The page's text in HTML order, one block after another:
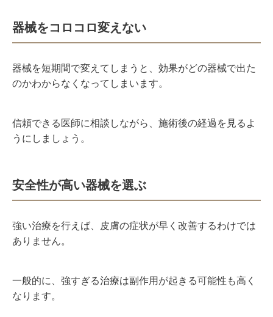
器械をコロコロ変えない
器械を短期間で変えてしまうと、効果がどの器械で出た
のかわからなくなってしまいます。
信頼できる医師に相談しながら、施術後の経過を見るよ
うにしましょう。
安全性が高い器械を選ぶ
強い治療を行えば、皮膚の症状が早く改善するわけでは
ありません。
一般的に、強すぎる治療は副作用が起きる可能性も高く
なります。